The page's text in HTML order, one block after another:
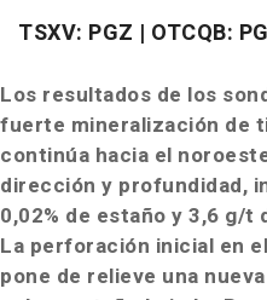
TSXV: PGZ | OTCQB:
Los resultados de los
fuerte mineralización de
continúa hacia el
dirección y profundidad,
0,02% de estaño y 3,6 g/t
La perforación inicial en
pone de relieve una